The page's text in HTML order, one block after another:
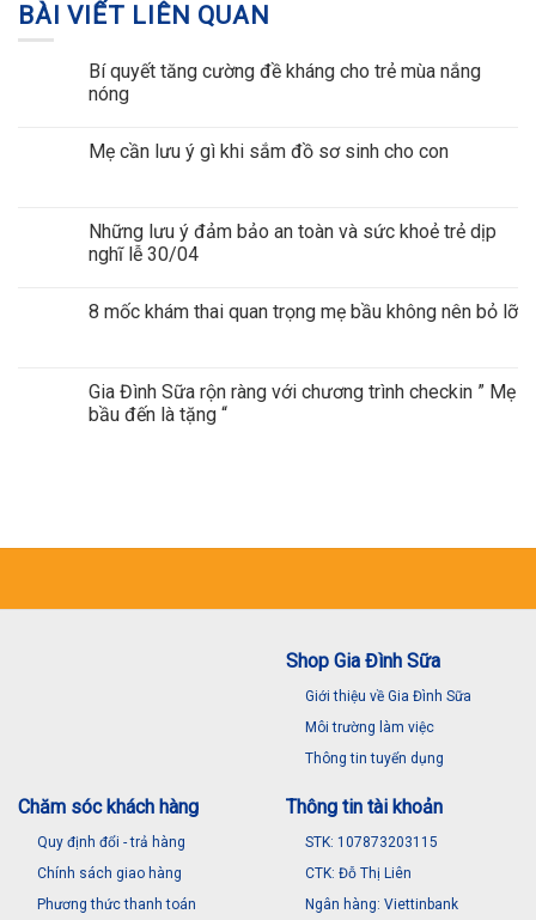
BÀI VIẾT LIÊN QUAN
Bí quyết tăng cường đề kháng cho trẻ mùa nắng
nóng
Mẹ cần lưu ý gì khi sắm đồ sơ sinh cho con
Những lưu ý đảm bảo an toàn và sức khoẻ trẻ dịp
nghĩ lễ 30/04
8 mốc khám thai quan trọng mẹ bầu không nên bỏ lỡ
Gia Đình Sữa rộn ràng với chương trình checkin ” Mẹ
bầu đến là tặng “
Shop Gia Đình Sữa
Giới thiệu về Gia Đình Sữa
Môi trường làm việc
Thông tin tuyển dụng
Chăm sóc khách hàng
Quy định đổi - trả hàng
Chính sách giao hàng
Phương thức thanh toán
Thông tin tài khoản
STK: 107873203115
CTK: Đỗ Thị Liên
Ngân hàng: Viettinbank